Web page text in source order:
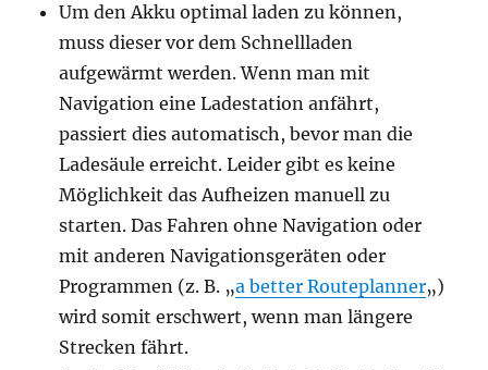
Um den Akku optimal laden zu können,
muss dieser vor dem Schnellladen
aufgewärmt werden. Wenn man mit
Navigation eine Ladestation anfährt,
passiert dies automatisch, bevor man die
Ladesäule erreicht. Leider gibt es keine
Möglichkeit das Aufheizen manuell zu
starten. Das Fahren ohne Navigation oder
mit anderen Navigationsgeräten oder
Programmen (z. B. „a better Routeplanner„)
wird somit erschwert, wenn man längere
Strecken fährt.